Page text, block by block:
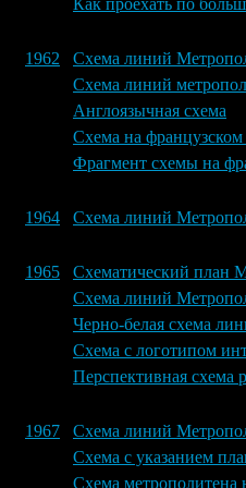
Как проехать по
1962
Схема линий
Схема линий
Англоязычная схема
Схема на французском
Фрагмент схемы на
1964 Схема линий
1965
Схематический план
Схема линий
Черно-белая схема
Схема с логотипом
Перспективная схема
1967
Схема линий
Схема с указанием
Схема метрополитена